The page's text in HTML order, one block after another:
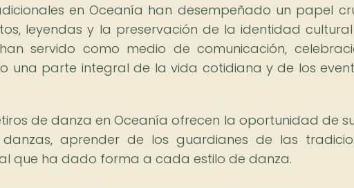
en Oceanía han desempeñado un papel
leyendas y la preservación de la identidad
servido como medio de comunicación,
una parte integral de la vida cotidiana y de los
de danza en Oceanía ofrecen la oportunidad de
aprender de los guardianes de las
que ha dado forma a cada estilo de danza.